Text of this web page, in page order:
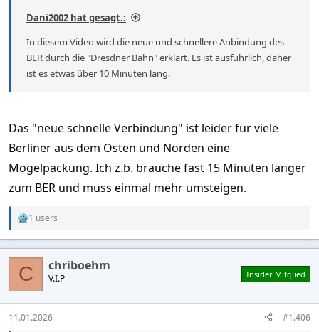
Dani2002 hat gesagt.:
In diesem Video wird die neue und schnellere Anbindung des
BER durch die "Dresdner Bahn" erklärt. Es ist ausführlich, daher
ist es etwas über 10 Minuten lang.
Das "neue schnelle Verbindung" ist leider für viele
Berliner aus dem Osten und Norden eine
Mogelpackung. Ich z.b. brauche fast 15 Minuten länger
zum BER und muss einmal mehr umsteigen.
R
c
o
n
s
:
1 users
C chriboehm
V.I.P Insider Mitglied
11.01.2026 #1.406